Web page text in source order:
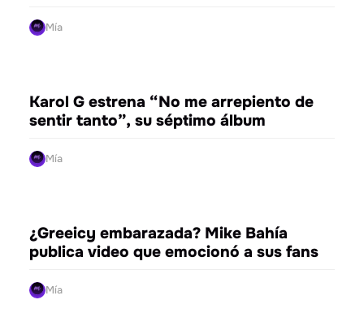
Mía
ENTRETENIMIENTO
Karol G estrena “No me arrepiento de
sentir tanto”, su séptimo álbum
Mía
ENTRETENIMIENTO
¿Greeicy embarazada? Mike Bahía
publica video que emocionó a sus fans
Mía